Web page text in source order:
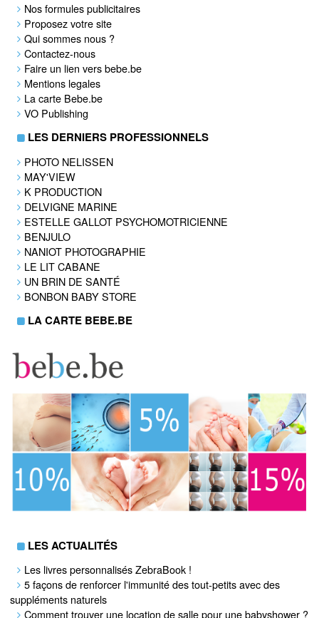
Nos formules publicitaires
Proposez votre site
Qui sommes nous ?
Contactez-nous
Faire un lien vers bebe.be
Mentions legales
La carte Bebe.be
VO Publishing
LES DERNIERS PROFESSIONNELS
PHOTO NELISSEN
MAY'VIEW
K PRODUCTION
DELVIGNE MARINE
ESTELLE GALLOT PSYCHOMOTRICIENNE
BENJULO
NANIOT PHOTOGRAPHIE
LE LIT CABANE
UN BRIN DE SANTÉ
BONBON BABY STORE
LA CARTE BEBE.BE
LES ACTUALITÉS
Les livres personnalisés ZebraBook !
5 façons de renforcer l'immunité des tout-petits avec des
suppléments naturels
Comment trouver une location de salle pour une babyshower ?